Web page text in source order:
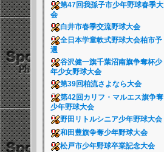
第47回我孫子市少年野球春季大
会
白井市春季交流野球大会
全日本学童軟式野球大会柏市予
選
谷沢健一旗千葉沼南旗争奪杯少
年少女野球大会
第39回柏流さよなら大会
第42回カリフ・マルエス旗争奪
少年野球大会
野田リトルシニア少年野球大会
和田豊旗争奪少年野球大会
松戸市少年野球卒業記念大会